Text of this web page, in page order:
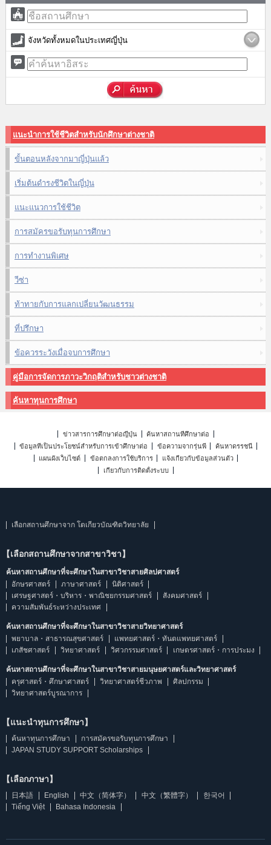
จังหวัดทั้งหมดในประเทศญี่ปุ่น
แนะนำการใช้ชีวิตสำหรับนักศึกษาต่างชาติ
ขั้นตอนหลังจากมาญี่ปุ่นแล้ว
เริ่มต้นดำรงชีวิตในญี่ปุ่น
แนะแนวการใช้ชีวิต
การสมัครขอรับทุนการศึกษา
การทำงานพิเศษ
วีซ่า
ท้าทายกับการแลกเปลี่ยนวัฒนธรรม
ที่ปรึกษา
ข้อควรระวังเมื่อจบการศึกษา
คู่มือการจัดการภาวะวิกฤติสำหรับชาวต่างชาติ
ค้นหาทุนการศึกษา
ข่าวสารการศึกษาต่อญี่ปุ่น
ค้นหาสถานที่ศึกษาต่อ
ข้อมูลที่เป็นประโยชน์สำหรับการเข้าศึกษาต่อ
ข้อความจากรุ่นพี่
ค้นหาดรรชนี
แผนผังเว็บไซต์
ข้อตกลงการใช้บริการ
แจ้งเกี่ยวกับข้อมูลส่วนตัว
เกี่ยวกับการติดตั้งระบบ
เลือกสถานศึกษาจาก โตเกียวบัณฑิตวิทยาลัย
【เลือกสถานศึกษาจากสาขาวิชา】
ค้นหาสถานศึกษาที่จะศึกษาในสาขาวิชาสายศิลปศาสตร์
อักษรศาสตร์
ภาษาศาสตร์
นิติศาสตร์
เศรษฐศาสตร์・บริหาร・พาณิชยกรรมศาสตร์
สังคมศาสตร์
ความสัมพันธ์ระหว่างประเทศ
ค้นหาสถานศึกษาที่จะศึกษาในสาขาวิชาสายวิทยาศาสตร์
พยาบาล・สาธารณสุขศาสตร์
แพทยศาสตร์・ทันตแพทยศาสตร์
เภสัชศาสตร์
วิทยาศาสตร์ วิศวกรรมศาสตร์ เกษตรศาสตร์・การประมง
ค้นหาสถานศึกษาที่จะศึกษาในสาขาวิชาสายมนุษยศาสตร์และวิทยาศาสตร์
ครุศาสตร์・ศึกษาศาสตร์
วิทยาศาสตร์ชีวภาพ
ศิลปกรรม
วิทยาศาสตร์บูรณาการ
【แนะนำทุนการศึกษา】
ค้นหาทุนการศึกษา
การสมัครขอรับทุนการศึกษา
JAPAN STUDY SUPPORT Scholarships
【เลือกภาษา】
日本語 English 中文（简体字） 中文（繁體字）
한국어
Tiếng Việt
Bahasa Indonesia